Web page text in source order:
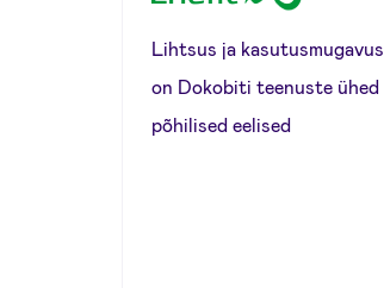
Lihtsus ja kasutusmugavus
on Dokobiti teenuste ühed
põhilised eelised